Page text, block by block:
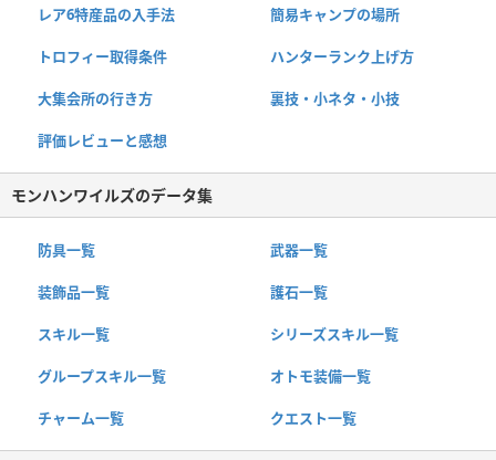
レア6特産品の入手法 簡易キャンプの場所
トロフィー取得条件 ハンターランク上げ方
大集会所の行き方 裏技・小ネタ・小技
評価レビューと感想
モンハンワイルズのデータ集
防具一覧 武器一覧
装飾品一覧 護石一覧
スキル一覧 シリーズスキル一覧
グループスキル一覧 オトモ装備一覧
チャーム一覧 クエスト一覧